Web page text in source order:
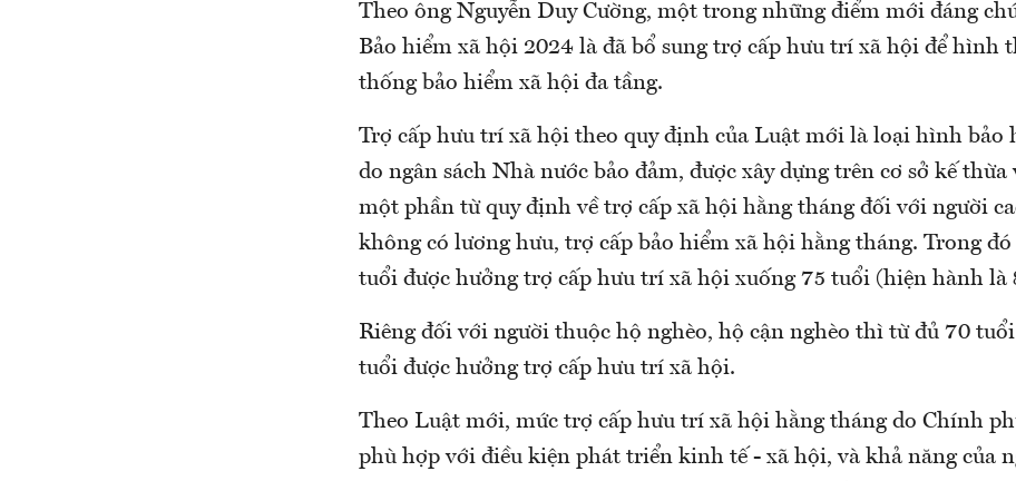
Theo ông Nguyễn Duy Cường, một trong những điểm mới đáng
Bảo hiểm xã hội 2024 là đã bổ sung trợ cấp hưu trí xã hội để hình
thống bảo hiểm xã hội đa tầng.
Trợ cấp hưu trí xã hội theo quy định của Luật mới là loại hình bảo
do ngân sách Nhà nước bảo đảm, được xây dựng trên cơ sở kế
một phần từ quy định về trợ cấp xã hội hằng tháng đối với người
không có lương hưu, trợ cấp bảo hiểm xã hội hằng tháng. Trong đó
tuổi được hưởng trợ cấp hưu trí xã hội xuống 75 tuổi (hiện hành là
Riêng đối với người thuộc hộ nghèo, hộ cận nghèo thì từ đủ 70
tuổi được hưởng trợ cấp hưu trí xã hội.
Theo Luật mới, mức trợ cấp hưu trí xã hội hằng tháng do Chính
phù hợp với điều kiện phát triển kinh tế - xã hội, và khả năng của